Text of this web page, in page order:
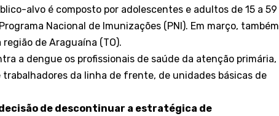
alvo é composto por adolescentes e adultos de 15 a 59
Nacional de Imunizações (PNI). Em março, também
de Araguaína (TO).
a dengue os profissionais de saúde da atenção primária,
trabalhadores da linha de frente, de unidades básicas de
de descontinuar a estratégica de